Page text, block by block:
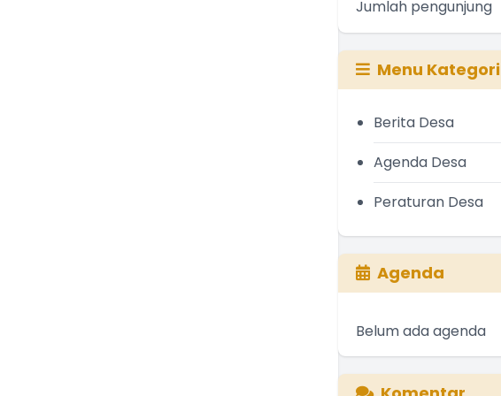
Jumlah pengunjung
Menu Kategori
Berita Desa
Agenda Desa
Peraturan Desa
Agenda
Belum ada agenda